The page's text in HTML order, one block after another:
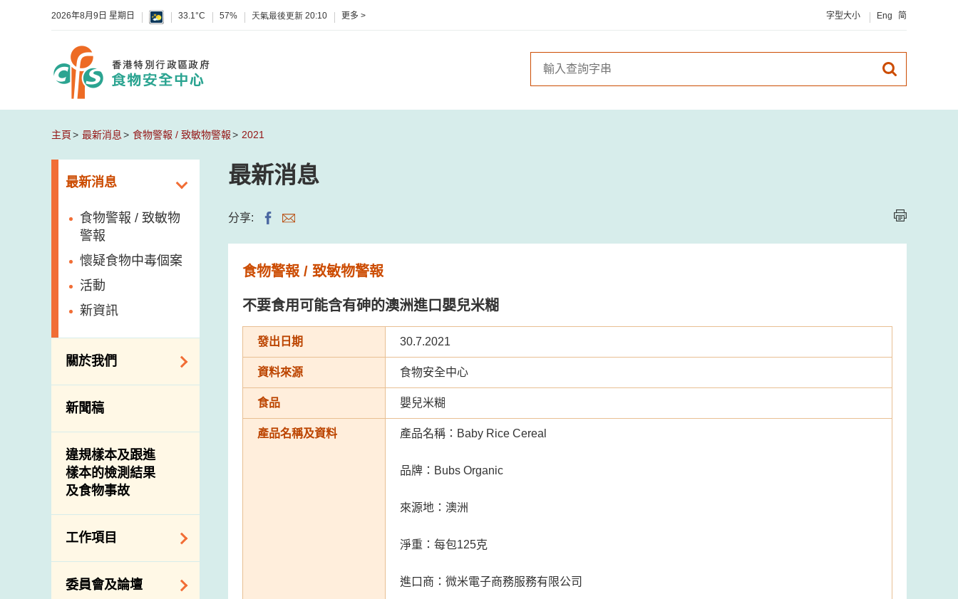
2026年8月9日 星期日 33.1°C 57% 天氣最後更新 20:10 更多 > 字型大小 Eng 简
主頁 最新消息 食物警報 / 致敏物警報 2021
最新消息
食物警報 / 致敏物
警報
懷疑食物中毒個案
活動
新資訊
關於我們
組織結構
介紹短片
新聞稿
違規樣本及跟進
樣本的檢測結果
及食物事故
工作項目
降低膳食中的鈉和
糖
委員會及論壇
最新消息
分享:
食物警報 / 致敏物警報
不要食用可能含有砷的澳洲進口嬰兒米糊
發出日期 30.7.2021
資料來源 食物安全中心
食品 嬰兒米糊
產品名稱及資料 產品名稱：Baby Rice Cereal
品牌：Bubs Organic
來源地：澳洲
淨重：每包125克
進口商：微米電子商務服務有限公司